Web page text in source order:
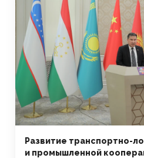
Развитие транспортно-
и промышленной